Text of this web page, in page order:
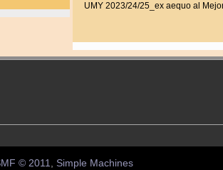
UMY 2023/24/25_ex aequo al
© 2011, Simple Machines